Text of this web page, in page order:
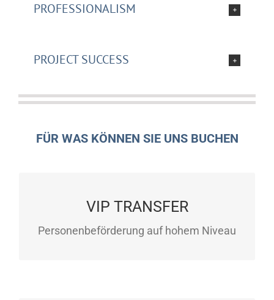
PROFESSIONALISM
PROJECT SUCCESS
FÜR WAS KÖNNEN SIE UNS BUCHEN
VIP TRANSFER
Personenbeförderung auf hohem Niveau
Tagen buchbar! Für Ihre Bedürfnisse
angepasste Angebote